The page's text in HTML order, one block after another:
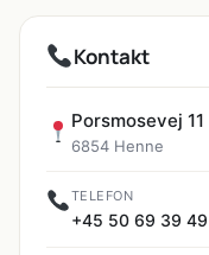
Kontakt
Porsmosevej 11
6854 Henne
TELEFON
+45 50 69 39 49